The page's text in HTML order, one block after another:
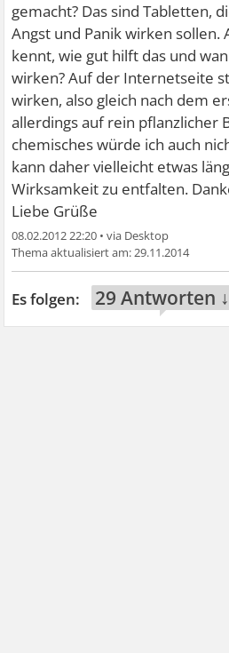
gemacht? Das sind Tabletten,
Angst und Panik wirken sollen.
kennt, wie gut hilft das und
wirken? Auf der Internetseite
wirken, also gleich nach dem
allerdings auf rein pflanzlicher
chemisches würde ich auch
kann daher vielleicht etwas
Wirksamkeit zu entfalten.
Liebe Grüße
08.02.2012 22:20 •
29.11.2014
29 Antworten ↓